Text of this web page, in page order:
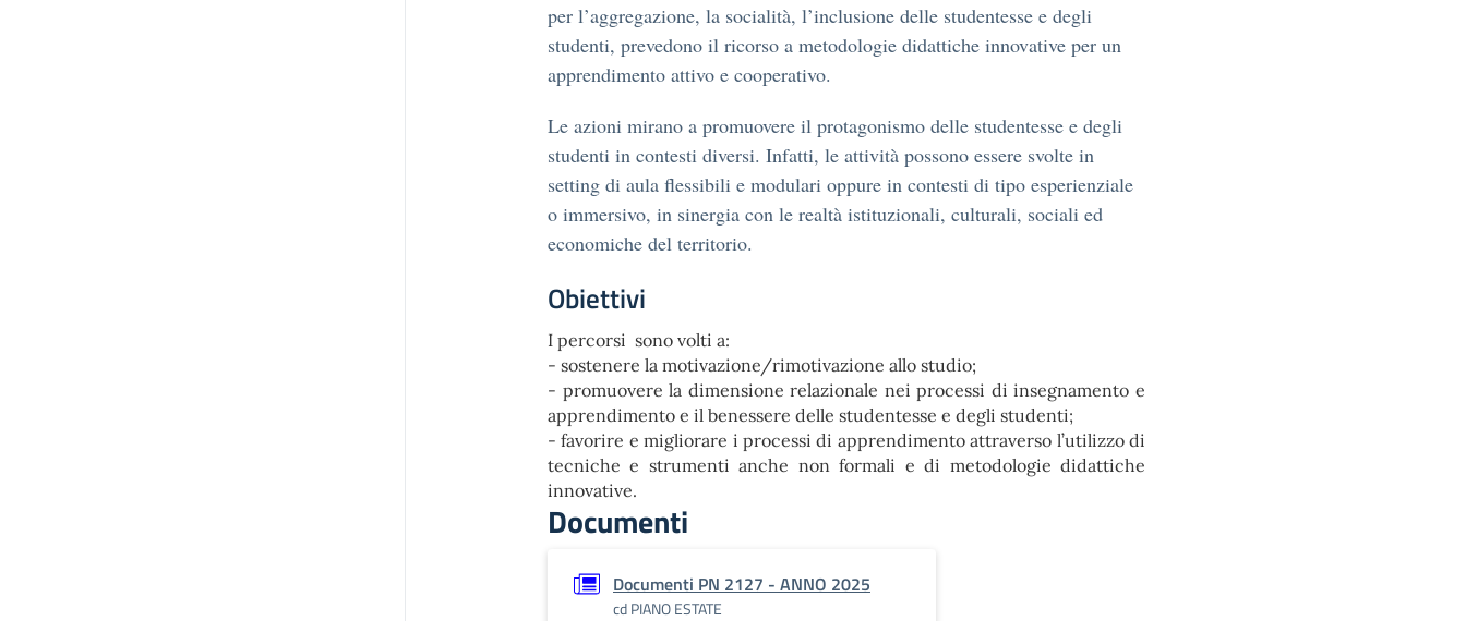
per l’aggregazione, la socialità, l’inclusione delle studentesse e degli
studenti, prevedono il ricorso a metodologie didattiche innovative per un
apprendimento attivo e cooperativo.
Le azioni mirano a promuovere il protagonismo delle studentesse e degli
studenti in contesti diversi. Infatti, le attività possono essere svolte in
setting di aula flessibili e modulari oppure in contesti di tipo esperienziale
o immersivo, in sinergia con le realtà istituzionali, culturali, sociali ed
economiche del territorio.
Obiettivi
I percorsi sono volti a:
- sostenere la motivazione/rimotivazione allo studio;
- promuovere la dimensione relazionale nei processi di insegnamento e
apprendimento e il benessere delle studentesse e degli studenti;
- favorire e migliorare i processi di apprendimento attraverso l’utilizzo di
tecniche e strumenti anche non formali e di metodologie didattiche
innovative.
Documenti
Documenti PN 2127 - ANNO 2025
cd PIANO ESTATE